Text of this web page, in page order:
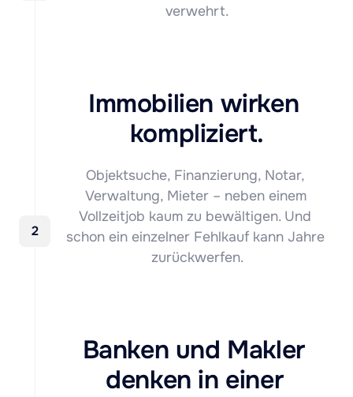
verwehrt.
2
Immobilien wirken
kompliziert.
Objektsuche, Finanzierung, Notar,
Verwaltung, Mieter – neben einem
Vollzeitjob kaum zu bewältigen. Und
schon ein einzelner Fehlkauf kann Jahre
zurückwerfen.
Banken und Makler
denken in einer